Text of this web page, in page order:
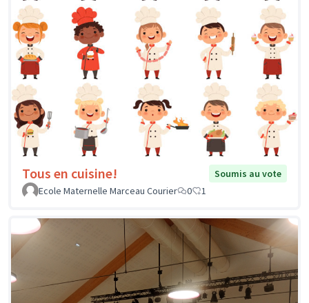
Tous en cuisine!
Soumis au vote
Ecole Maternelle Marceau Courier
0 1